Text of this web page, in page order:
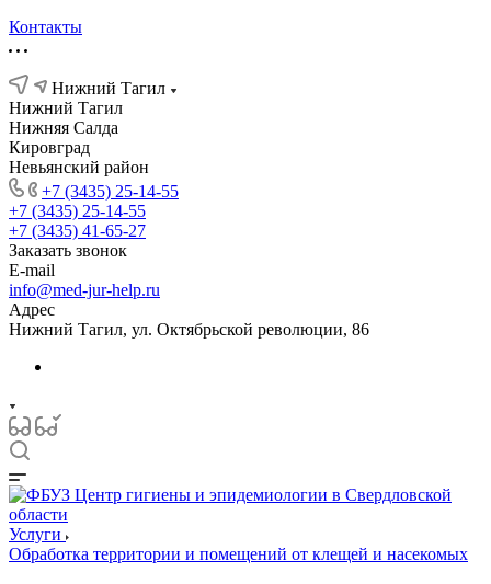
Контакты
Нижний Тагил
Нижний Тагил
Нижняя Салда
Кировград
Невьянский район
+7 (3435) 25-14-55
+7 (3435) 25-14-55
+7 (3435) 41-65-27
Заказать звонок
E-mail
info@med-jur-help.ru
Адрес
Нижний Тагил, ул. Октябрьской революции, 86
Услуги
Обработка территории и помещений от клещей и насекомых